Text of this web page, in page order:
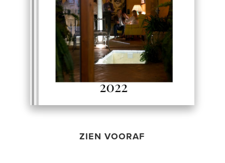
ZIEN VOORAF